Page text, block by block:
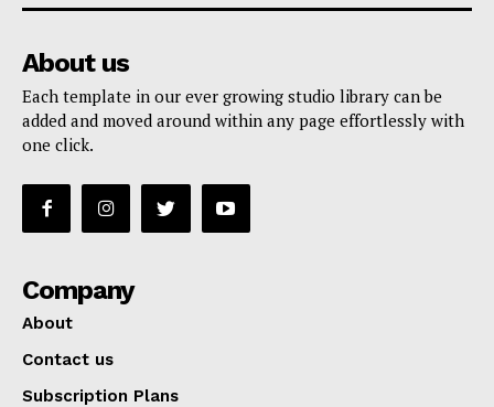
About us
Each template in our ever growing studio library can be
added and moved around within any page effortlessly with
one click.
Company
About
Contact us
Subscription Plans